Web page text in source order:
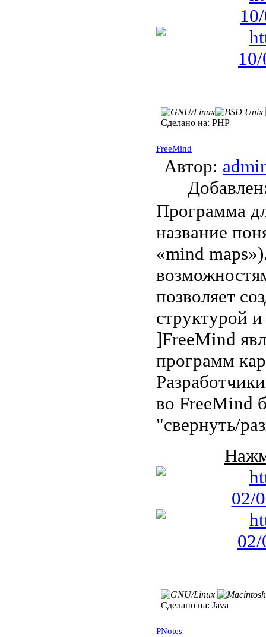
Сделано на: PHP
FreeMind
Автор:
Программа
название
«mind
позволяет
структурой
]FreeMind
программ
во FreeMind
"свернуть/
Сделано на: Java
PNotes